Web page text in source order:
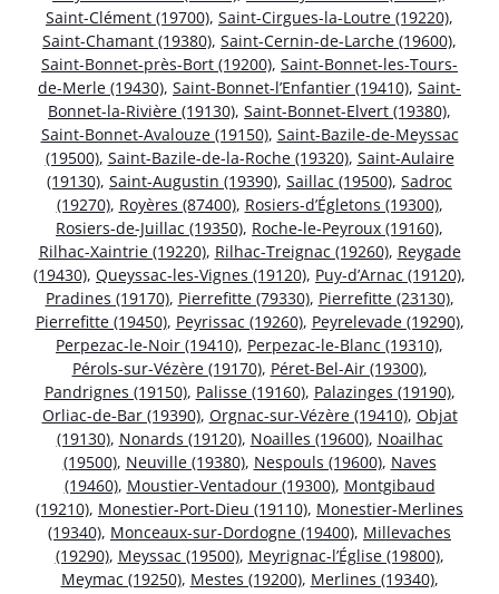
Saint-Clément (19700), Saint-Cirgues-la-Loutre (19220),
Saint-Chamant (19380), Saint-Cernin-de-Larche (19600),
Saint-Bonnet-près-Bort (19200), Saint-Bonnet-les-Tours-
de-Merle (19430), Saint-Bonnet-l’Enfantier (19410), Saint-
Bonnet-la-Rivière (19130), Saint-Bonnet-Elvert (19380),
Saint-Bonnet-Avalouze (19150), Saint-Bazile-de-Meyssac
(19500), Saint-Bazile-de-la-Roche (19320), Saint-Aulaire
(19130), Saint-Augustin (19390), Saillac (19500), Sadroc
(19270), Royères (87400), Rosiers-d’Égletons (19300),
Rosiers-de-Juillac (19350), Roche-le-Peyroux (19160),
Rilhac-Xaintrie (19220), Rilhac-Treignac (19260), Reygade
(19430), Queyssac-les-Vignes (19120), Puy-d’Arnac (19120),
Pradines (19170), Pierrefitte (79330), Pierrefitte (23130),
Pierrefitte (19450), Peyrissac (19260), Peyrelevade (19290),
Perpezac-le-Noir (19410), Perpezac-le-Blanc (19310),
Pérols-sur-Vézère (19170), Péret-Bel-Air (19300),
Pandrignes (19150), Palisse (19160), Palazinges (19190),
Orliac-de-Bar (19390), Orgnac-sur-Vézère (19410), Objat
(19130), Nonards (19120), Noailles (19600), Noailhac
(19500), Neuville (19380), Nespouls (19600), Naves
(19460), Moustier-Ventadour (19300), Montgibaud
(19210), Monestier-Port-Dieu (19110), Monestier-Merlines
(19340), Monceaux-sur-Dordogne (19400), Millevaches
(19290), Meyssac (19500), Meyrignac-l’Église (19800),
Meymac (19250), Mestes (19200), Merlines (19340),